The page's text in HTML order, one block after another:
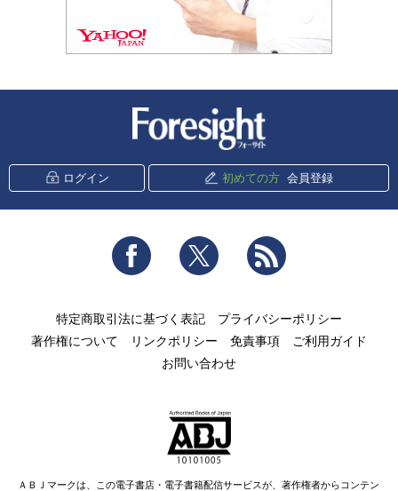
ログイン 初めての方 会員登録
Facebook Twitter
特定商取引法に基づく表記
プライバシーポリシー
著作権について
リンクポリシー 免責事項
ご利用ガイド
お問い合わせ
ＡＢＪマークは、この電子書店・電子書籍配信サービスが、著作権者からコンテン